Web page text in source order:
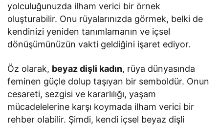
yolculuğunuzda ilham verici bir örnek
oluşturabilir. Onu rüyalarınızda görmek, belki de
kendinizi yeniden tanımlamanın ve içsel
dönüşümünüzün vakti geldiğini işaret ediyor.
Öz olarak, beyaz dişli kadın, rüya dünyasında
feminen güçle dolup taşıyan bir semboldür. Onun
cesareti, sezgisi ve kararlılığı, yaşam
mücadelelerine karşı koymada ilham verici bir
rehber olabilir. Şimdi, kendi içsel beyaz dişli